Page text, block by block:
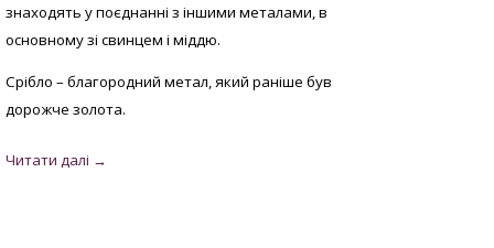
знаходять у поєднанні з іншими металами, в
основному зі свинцем і міддю.
Срібло – благородний метал, який раніше був
дорожче золота.